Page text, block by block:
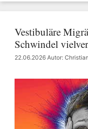
Vestibuläre
Schwindel
22.06.2026 Autor: